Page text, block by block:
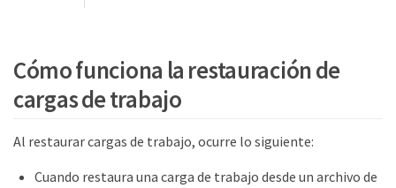
Cómo funciona la restauración de
cargas de trabajo
Al restaurar cargas de trabajo, ocurre lo siguiente:
Cuando restaura una carga de trabajo desde un archivo de